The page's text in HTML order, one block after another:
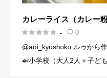
カレーライス（カレー粉
 -  0
@aoi_kyushoku ルゥから
🍛小学校（大人2人＋子ど